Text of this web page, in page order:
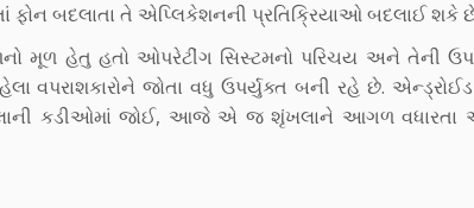
ફોન બદલાતા તે એપ્લિકેશનની પ્રતિક્રિયાઓ બદલાઈ શકે
મૂળ હેતુ હતો ઓપરેટીંગ સિસ્ટમનો પરિચય અને તેની
વપરાશકારોને જોતા વધુ ઉપર્યુક્ત બની રહે છે.
કડીઓમાં જોઈ, આજે એ જ શૃંખલાને આગળ વધારતા